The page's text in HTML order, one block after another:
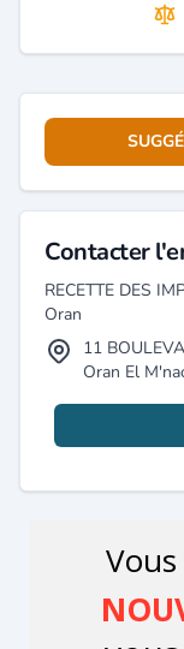
Contacter
RECETTE DES
Oran
11
Oran El